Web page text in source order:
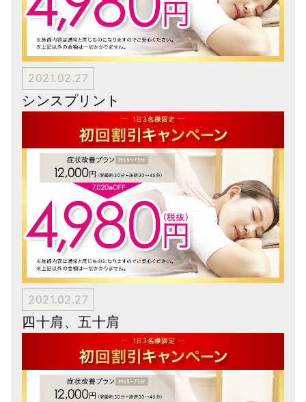
2021.02.27
シンスプリント
2021.02.27
四十肩、五十肩